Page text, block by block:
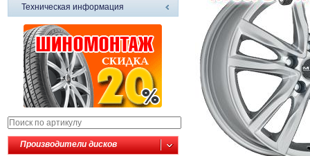
Техническая информация
Производители дисков